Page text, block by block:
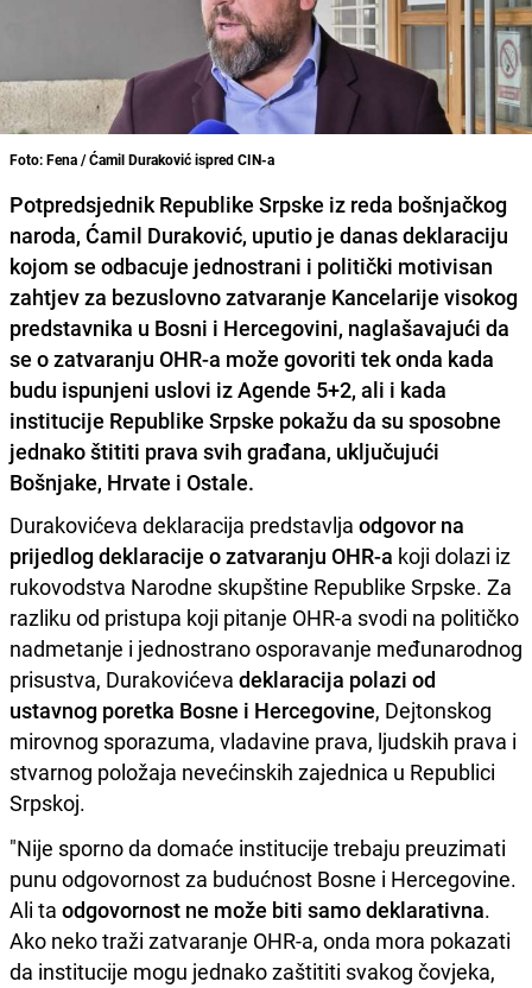
Foto: Fena / Ćamil Duraković ispred CIN-a
Potpredsjednik Republike Srpske iz reda bošnjačkog
naroda, Ćamil Duraković, uputio je danas deklaraciju
kojom se odbacuje jednostrani i politički motivisan
zahtjev za bezuslovno zatvaranje Kancelarije visokog
predstavnika u Bosni i Hercegovini, naglašavajući da
se o zatvaranju OHR-a može govoriti tek onda kada
budu ispunjeni uslovi iz Agende 5+2, ali i kada
institucije Republike Srpske pokažu da su sposobne
jednako štititi prava svih građana, uključujući
Bošnjake, Hrvate i Ostale.
Durakovićeva deklaracija predstavlja odgovor na
prijedlog deklaracije o zatvaranju OHR-a koji dolazi iz
rukovodstva Narodne skupštine Republike Srpske. Za
razliku od pristupa koji pitanje OHR-a svodi na političko
nadmetanje i jednostrano osporavanje međunarodnog
prisustva, Durakovićeva deklaracija polazi od
ustavnog poretka Bosne i Hercegovine, Dejtonskog
mirovnog sporazuma, vladavine prava, ljudskih prava i
stvarnog položaja nevećinskih zajednica u Republici
Srpskoj.
"Nije sporno da domaće institucije trebaju preuzimati
punu odgovornost za budućnost Bosne i Hercegovine.
Ali ta odgovornost ne može biti samo deklarativna.
Ako neko traži zatvaranje OHR-a, onda mora pokazati
da institucije mogu jednako zaštititi svakog čovjeka,